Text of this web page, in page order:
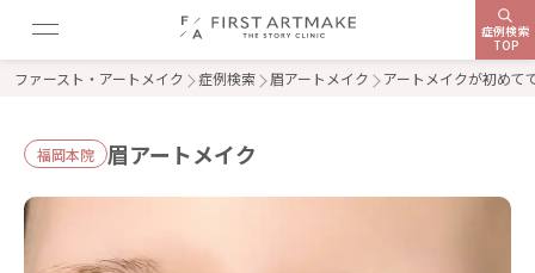
症例検索
TOP
ファースト・アートメイク 症例検索 眉アートメイク アートメイクが初めて
福岡本院 眉アートメイク